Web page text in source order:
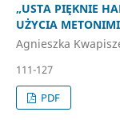
„USTA PIĘKNIE
UŻYCIA
Agnieszka
111-127
PDF